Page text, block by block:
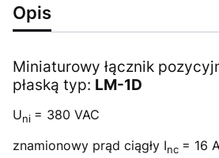
Opis
Miniaturowy łącznik
płaską typ: LM-1D
Uni = 380 VAC
znamionowy prąd ciągły Inc = 16 A